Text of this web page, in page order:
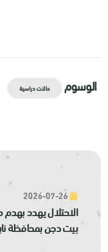
الوسوم حالات دراسية
الاحتلال يهدد
بيت دجن بمحافظة